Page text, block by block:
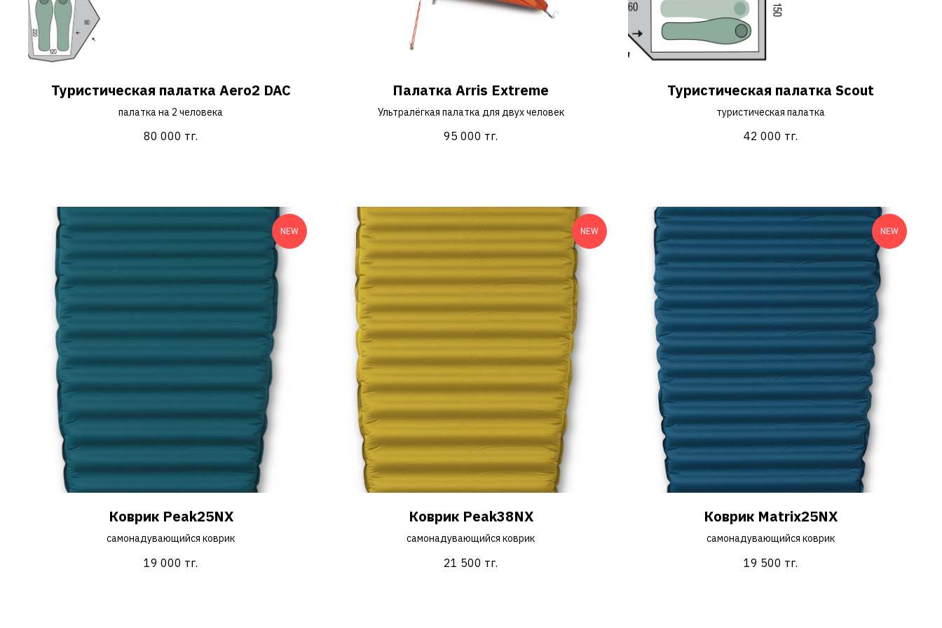
Туристическая палатка Aero2 DAC
палатка на 2 человека
80 000 тг.
Палатка Arris Extreme
Ультралёгкая палатка для двух человек
95 000 тг.
Туристическая палатка Scout
туристическая палатка
42 000 тг.
NEW
Коврик Peak25NX
cамонадувающийся коврик
19 000 тг.
NEW
Коврик Peak38NX
cамонадувающийся коврик
21 500 тг.
NEW
Коврик Matrix25NX
самонадувающийся коврик
19 500 тг.